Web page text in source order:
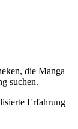
die Manga
suchen.
Erfahrung